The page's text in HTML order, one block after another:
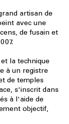
artisan de
avec une
de fusain et
la technique
à un registre
de temples
s'inscrit dans
à l'aide de
objectif,